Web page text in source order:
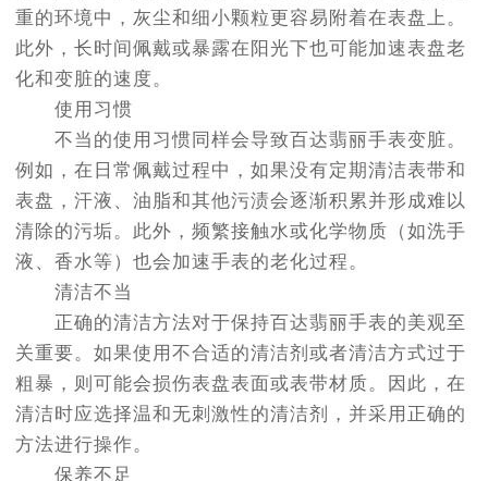
重的环境中，灰尘和细小颗粒更容易附着在表盘上。
此外，长时间佩戴或暴露在阳光下也可能加速表盘老
化和变脏的速度。
使用习惯
不当的使用习惯同样会导致百达翡丽手表变脏。
例如，在日常佩戴过程中，如果没有定期清洁表带和
表盘，汗液、油脂和其他污渍会逐渐积累并形成难以
清除的污垢。此外，频繁接触水或化学物质（如洗手
液、香水等）也会加速手表的老化过程。
清洁不当
正确的清洁方法对于保持百达翡丽手表的美观至
关重要。如果使用不合适的清洁剂或者清洁方式过于
粗暴，则可能会损伤表盘表面或表带材质。因此，在
清洁时应选择温和无刺激性的清洁剂，并采用正确的
方法进行操作。
保养不足